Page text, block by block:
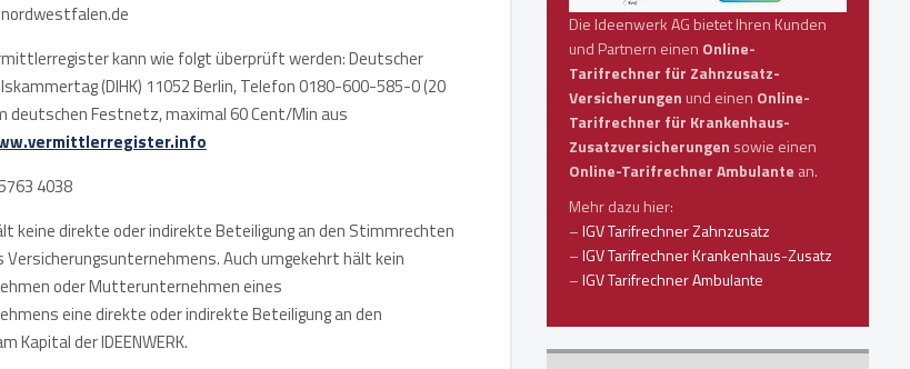
kann wie folgt überprüft werden: Deutscher
(DIHK) 11052 Berlin, Telefon 0180-600-585-0 (20
deutschen Festnetz, maximal 60 Cent/Min aus
4038
keine direkte oder indirekte Beteiligung an den Stimmrechten
Versicherungsunternehmens. Auch umgekehrt hält kein
oder Mutterunternehmen eines
eine direkte oder indirekte Beteiligung an den
Kapital der IDEENWERK.
Die Ideenwerk AG bietet Ihren Kunden
und Partnern einen Online-
Tarifrechner für Zahnzusatz-
Versicherungen und einen Online-
Tarifrechner für Krankenhaus-
Zusatzversicherungen sowie einen
Online-Tarifrechner Ambulante an.
Mehr dazu hier:
–IGV Tarifrechner Zahnzusatz
–IGV Tarifrechner Krankenhaus-Zusatz
–IGV Tarifrechner Ambulante